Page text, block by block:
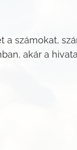
a számokat,
akár a